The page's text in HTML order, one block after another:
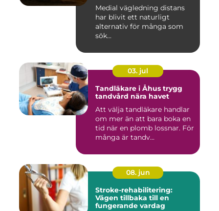
Medial vägledning distans
har blivit ett naturligt
alternativ för många som
sök...
03. jul
Tandläkare i Åhus trygg
tandvård nära havet
Att välja tandläkare handlar
om mer än att bara boka en
tid när en plomb lossnar. För
många är tandv...
08. jun
Stroke-rehabilitering:
Vägen tillbaka till en
fungerande vardag